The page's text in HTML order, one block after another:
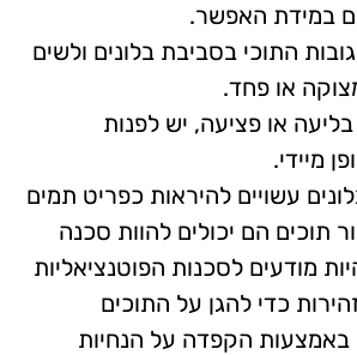
במידת האפשר.
התוכי בסביבת בלונים ולשים
או פחד.
או פציעה, יש לפנות
מיידי.
עשויים להיראות כפריט תמים
תוכים הם יכולים להוות סכנה
מודעים לסכנות הפוטנציאליות
כדי להגן על התוכים
באמצעות הקפדה על הנחיות